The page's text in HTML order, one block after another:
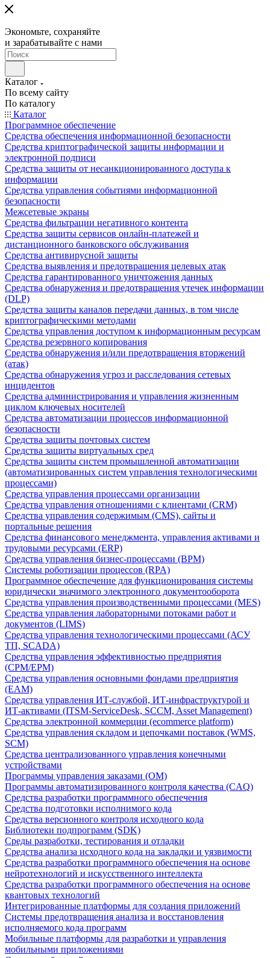
Экономьте, сохраняйте
и зарабатывайте с нами
Каталог
По всему сайту
По каталогу
Каталог
Программное обеспечение
Средства обеспечения информационной безопасности
Средства криптографической защиты информации и
электронной подписи
Средства защиты от несанкционированного доступа к
информации
Средства управления событиями информационной
безопасности
Межсетевые экраны
Средства фильтрации негативного контента
Средства защиты сервисов онлайн-платежей и
дистанционного банковского обслуживания
Средства антивирусной защиты
Средства выявления и предотвращения целевых атак
Средства гарантированного уничтожения данных
Средства обнаружения и предотвращения утечек информации
(DLP)
Средства защиты каналов передачи данных, в том числе
криптографическими методами
Средства управления доступом к информационным ресурсам
Средства резервного копирования
Средства обнаружения и/или предотвращения вторжений
(атак)
Средства обнаружения угроз и расследования сетевых
инцидентов
Средства администрирования и управления жизненным
циклом ключевых носителей
Средства автоматизации процессов информационной
безопасности
Средства защиты почтовых систем
Средства защиты виртуальных сред
Средства защиты систем промышленной автоматизации
(автоматизированных систем управления технологическими
процессами)
Средства управления процессами организации
Средства управления отношениями с клиентами (CRM)
Средства управления содержимым (CMS), сайты и
портальные решения
Средства финансового менеджмента, управления активами и
трудовыми ресурсами (ERP)
Средства управления бизнес-процессами (BPM)
Системы роботизации процессов (RPA)
Программное обеспечение для функционирования системы
юридически значимого электронного документооборота
Средства управления производственными процессами (MES)
Средства управления лабораторными потоками работ и
документов (LIMS)
Средства управления технологическими процессами (АСУ
ТП, SCADA)
Средства управления эффективностью предприятия
(CPM/EPM)
Средства управления основными фондами предприятия
(EAM)
Средства управления ИТ-службой, ИТ-инфраструктурой и
ИТ-активами (ITSM-ServiceDesk, SCCM, Asset Management)
Средства электронной коммерции (ecommerce platform)
Средства управления складом и цепочками поставок (WMS,
SCM)
Средства централизованного управления конечными
устройствами
Программы управления заказами (OM)
Программы автоматизированного контроля качества (CAQ)
Средства разработки программного обеспечения
Средства подготовки исполнимого кода
Средства версионного контроля исходного кода
Библиотеки подпрограмм (SDK)
Среды разработки, тестирования и отладки
Средства анализа исходного кода на закладки и уязвимости
Средства разработки программного обеспечения на основе
нейротехнологий и искусственного интеллекта
Средства разработки программного обеспечения на основе
квантовых технологий
Интегрированные платформы для создания приложений
Системы предотвращения анализа и восстановления
исполняемого кода программ
Мобильные платформы для разработки и управления
мобильными приложениями